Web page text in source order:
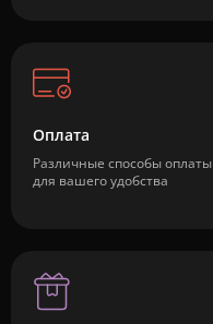
Оплата
Различные способы оплаты
для вашего удобства